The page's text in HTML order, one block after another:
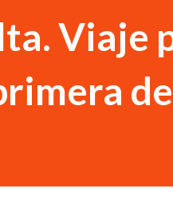
Viaje